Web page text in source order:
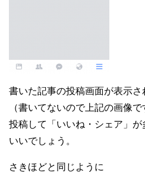
書いた記事の投稿画面が表示さ
（書いてないので上記の画像で
投稿して「いいね・シェア」
いいでしょう。
さきほどと同じように